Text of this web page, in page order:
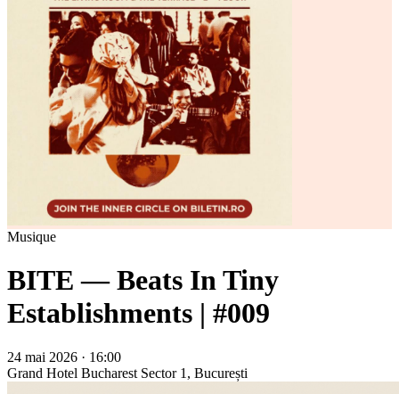
Musique
BITE — Beats In Tiny
Establishments | #009
24 mai 2026 · 16:00
Grand Hotel Bucharest Sector 1, București